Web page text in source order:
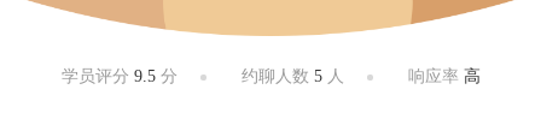
学员评分 9.5分 约聊人数 5人 响应率 高